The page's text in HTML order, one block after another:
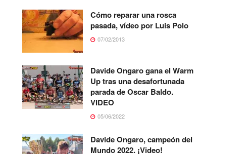
Cómo reparar una rosca
pasada, vídeo por Luis Polo
07/02/2013
Davide Ongaro gana el Warm
Up tras una desafortunada
parada de Oscar Baldo.
VIDEO
05/06/2022
Davide Ongaro, campeón del
Mundo 2022. ¡Video!